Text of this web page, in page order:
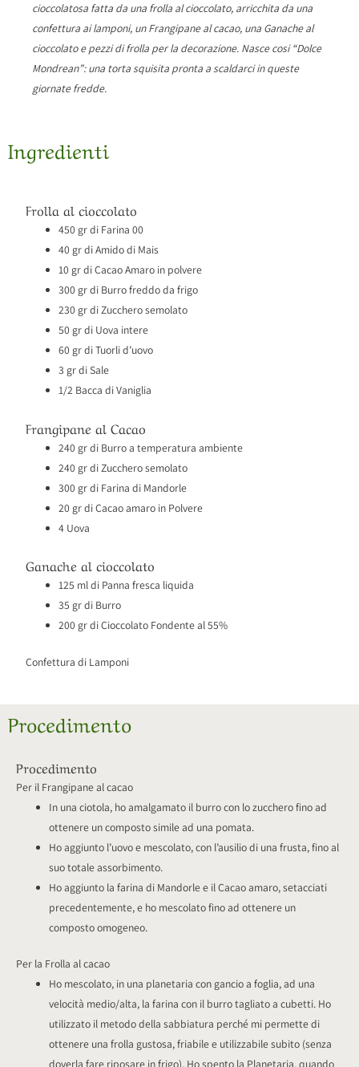
cioccolatosa fatta da una frolla al cioccolato, arricchita da una
confettura ai lamponi, un Frangipane al cacao, una Ganache al
cioccolato e pezzi di frolla per la decorazione. Nasce cosi “Dolce
Mondrean”: una torta squisita pronta a scaldarci in queste
giornate fredde.
Ingredienti
Frolla al cioccolato
450 gr di Farina 00
40 gr di Amido di Mais
10 gr di Cacao Amaro in polvere
300 gr di Burro freddo da frigo
230 gr di Zucchero semolato
50 gr di Uova intere
60 gr di Tuorli d’uovo
3 gr di Sale
1/2 Bacca di Vaniglia
Frangipane al Cacao
240 gr di Burro a temperatura ambiente
240 gr di Zucchero semolato
300 gr di Farina di Mandorle
20 gr di Cacao amaro in Polvere
4 Uova
Ganache al cioccolato
125 ml di Panna fresca liquida
35 gr di Burro
200 gr di Cioccolato Fondente al 55%
Confettura di Lamponi
Procedimento
Procedimento
Per il Frangipane al cacao
In una ciotola, ho amalgamato il burro con lo zucchero fino ad
ottenere un composto simile ad una pomata.
Ho aggiunto l’uovo e mescolato, con l’ausilio di una frusta, fino al
suo totale assorbimento.
Ho aggiunto la farina di Mandorle e il Cacao amaro, setacciati
precedentemente, e ho mescolato fino ad ottenere un
composto omogeneo.
Per la Frolla al cacao
Ho mescolato, in una planetaria con gancio a foglia, ad una
velocità medio/alta, la farina con il burro tagliato a cubetti. Ho
utilizzato il metodo della sabbiatura perché mi permette di
ottenere una frolla gustosa, friabile e utilizzabile subito (senza